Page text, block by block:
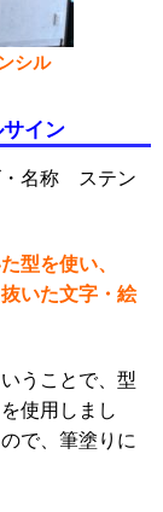
シル
イン
・名称 ステン
型を使い、
いた文字・絵
うことで、型
使用しまし
で、筆塗りに